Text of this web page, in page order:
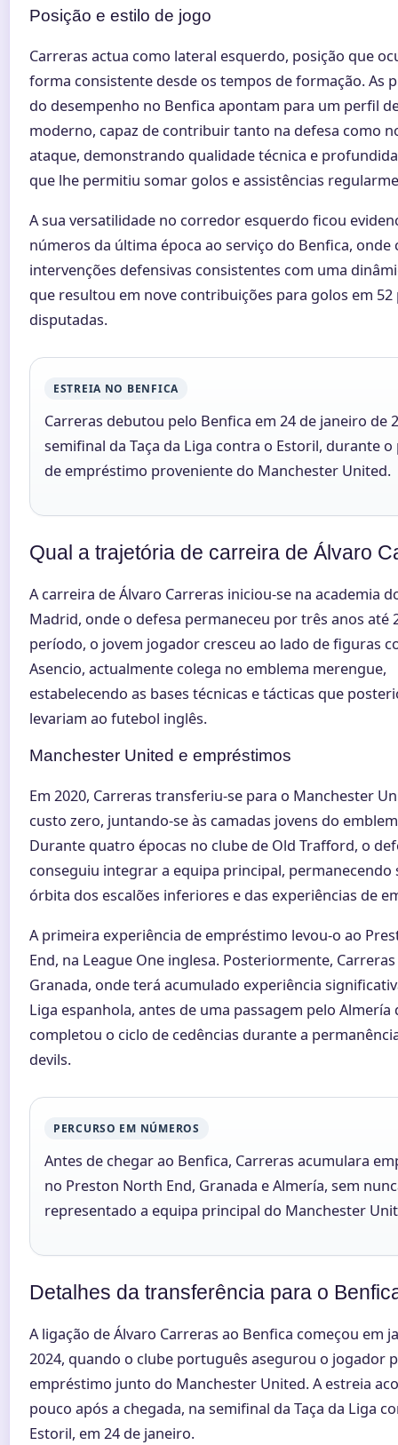
Posição e estilo de jogo
Carreras actua como lateral esquerdo, posição que
forma consistente desde os tempos de formação. As
do desempenho no Benfica apontam para um perfil
moderno, capaz de contribuir tanto na defesa como
ataque, demonstrando qualidade técnica e
que lhe permitiu somar golos e assistências
A sua versatilidade no corredor esquerdo ficou
números da última época ao serviço do Benfica, onde
intervenções defensivas consistentes com uma
que resultou em nove contribuições para golos em
disputadas.
ESTREIA NO BENFICA
Carreras debutou pelo Benfica em 24 de janeiro de
semifinal da Taça da Liga contra o Estoril, durante
de empréstimo proveniente do Manchester United.
Qual a trajetória de carreira de Álvaro
A carreira de Álvaro Carreras iniciou-se na academia
Madrid, onde o defesa permaneceu por três anos até
período, o jovem jogador cresceu ao lado de figuras
Asencio, actualmente colega no emblema merengue,
estabelecendo as bases técnicas e tácticas que
levariam ao futebol inglês.
Manchester United e empréstimos
Em 2020, Carreras transferiu-se para o Manchester
custo zero, juntando-se às camadas jovens do
Durante quatro épocas no clube de Old Trafford, o
conseguiu integrar a equipa principal, permanecendo
órbita dos escalões inferiores e das experiências de
A primeira experiência de empréstimo levou-o ao
End, na League One inglesa. Posteriormente,
Granada, onde terá acumulado experiência
Liga espanhola, antes de uma passagem pelo Almería
completou o ciclo de cedências durante a
devils.
PERCURSO EM NÚMEROS
Antes de chegar ao Benfica, Carreras acumulara
no Preston North End, Granada e Almería, sem
representado a equipa principal do Manchester
Detalhes da transferência para o
A ligação de Álvaro Carreras ao Benfica começou em
2024, quando o clube português asegurou o jogador
empréstimo junto do Manchester United. A estreia
pouco após a chegada, na semifinal da Taça da Liga
Estoril, em 24 de janeiro.